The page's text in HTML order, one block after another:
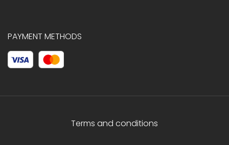
PAYMENT METHODS
Terms and conditions